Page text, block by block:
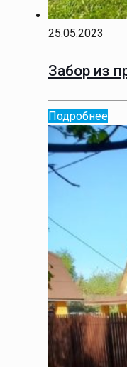
25.05.2023
Забор из
Подробнее